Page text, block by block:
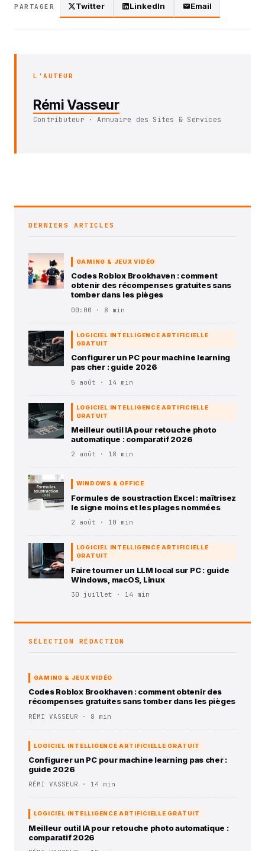
PARTAGER Twitter LinkedIn Email
L'AUTEUR
Rémi Vasseur
Contributeur · Annuaire des Sites & Services
DERNIERS ARTICLES
GAMING & JEUX VIDÉO
Codes Roblox Brookhaven : comment
obtenir des récompenses gratuites sans
tomber dans les pièges
00:00 · 8 min
LOGICIEL INTELLIGENCE ARTIFICIELLE
GRATUIT
Configurer un PC pour machine learning
pas cher : guide 2026
5 août · 14 min
LOGICIEL INTELLIGENCE ARTIFICIELLE
GRATUIT
Meilleur outil IA pour retouche photo
automatique : comparatif 2026
2 août · 18 min
WINDOWS & OFFICE
Formules de soustraction Excel : maîtrisez
le signe moins et les plages nommées
2 août · 10 min
LOGICIEL INTELLIGENCE ARTIFICIELLE
GRATUIT
Faire tourner un LLM local sur PC : guide
Windows, macOS, Linux
30 juillet · 14 min
SÉLECTION RÉDACTION
GAMING & JEUX VIDÉO
Codes Roblox Brookhaven : comment obtenir des
récompenses gratuites sans tomber dans les pièges
RÉMI VASSEUR · 8 min
LOGICIEL INTELLIGENCE ARTIFICIELLE GRATUIT
Configurer un PC pour machine learning pas cher :
guide 2026
RÉMI VASSEUR · 14 min
LOGICIEL INTELLIGENCE ARTIFICIELLE GRATUIT
Meilleur outil IA pour retouche photo automatique :
comparatif 2026